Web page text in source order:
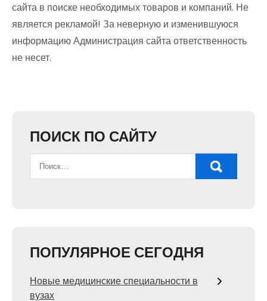
сайта в поиске необходимых товаров и компаний. Не
является рекламой! За неверную и изменившуюся
информацию Администрация сайта ответственность
не несет.
ПОИСК ПО САЙТУ
ПОПУЛЯРНОЕ СЕГОДНЯ
Новые медицинские специальности в
вузах